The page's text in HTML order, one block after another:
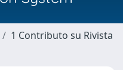
1 Contributo su Rivista